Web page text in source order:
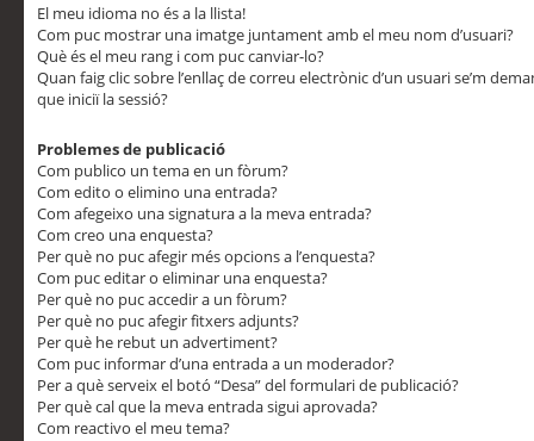
El meu idioma no és a la llista!
Com puc mostrar una imatge juntament amb el meu nom d’usuari?
Què és el meu rang i com puc canviar-lo?
Quan faig clic sobre l’enllaç de correu electrònic d’un usuari se’m
que iniciï la sessió?
Problemes de publicació
Com publico un tema en un fòrum?
Com edito o elimino una entrada?
Com afegeixo una signatura a la meva entrada?
Com creo una enquesta?
Per què no puc afegir més opcions a l’enquesta?
Com puc editar o eliminar una enquesta?
Per què no puc accedir a un fòrum?
Per què no puc afegir fitxers adjunts?
Per què he rebut un advertiment?
Com puc informar d’una entrada a un moderador?
Per a què serveix el botó “Desa” del formulari de publicació?
Per què cal que la meva entrada sigui aprovada?
Com reactivo el meu tema?